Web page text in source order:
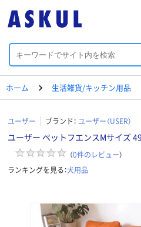
ホーム 生活雑貨/キッチン用品
ユーザー ブランド： ユーザー（USER）
ユーザー ペットフエンスMサイズ
（0件のレビュー）
ランキングを見る：犬用品